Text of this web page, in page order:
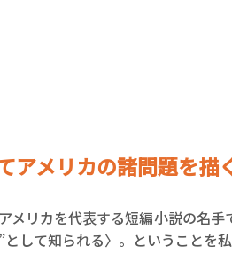
アメリカの諸問題を描
メリカを代表する短編小説の名手
して知られる〉。ということを